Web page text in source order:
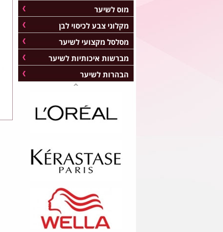
מוס לשיער
מקלוני צבע לכיסוי לבן
מסלסל מקצועי לשיער
מברשות איכותיות לשיער
הבהרות לשיער